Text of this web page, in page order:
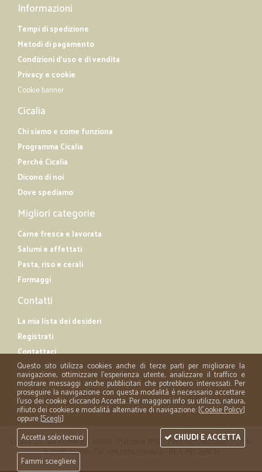
Informazioni
Tempi di spedizione
Metodi di pagamento
Condizioni d'uso e di vendita
Privacy e cookie
Cookie banner
Cicalia
Chi siamo e come funziona
Programma Cicalia
Perché Cicalia
Dicono di noi
Dove spediamo
Migliori categorie
Carne fresca e lavorata
Salumi e affettati
Pasta, riso e cerali
Formaggi
Contatti
La mia lista dei desideri
Registrati
Contattaci
Cicalia srl - via Acerbi 35 - 46100 - Mantova (MN) - P.iva 02508120207 - C.Fisc
02508120207 - Tel. +39 0376 1590669 - REA: MN 258721
Questo sito utilizza cookies anche di terze parti per migliorare la
navigazione, ottimizzare l'esperienza utente, analizzare il traffico e
mostrare messaggi anche pubblicitari che potrebbero interessati. Per
proseguire la navigazione con questa modalità è necessario accettare
l'uso dei cookie cliccando Accetta. Per maggiori info su utilizzo, natura,
rifiuto dei cookies e modalità alternative di navigazione: [Cookie Policy]
oppure [Scegli]
Accetta solo tecnici
Fammi sciegliere
CHIUDI E ACCETTA